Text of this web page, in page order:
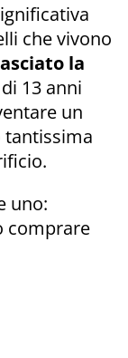
che vivono
la
di 13 anni
un
tantissima
uno:
comprare